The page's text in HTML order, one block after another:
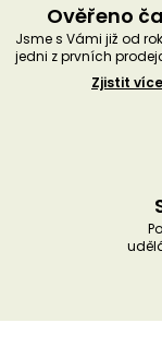
Ověřeno
Jsme s Vámi již od
jedni z prvních
Zjistit více